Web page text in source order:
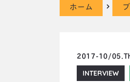
ホーム
2017-10/
INTERVIEW